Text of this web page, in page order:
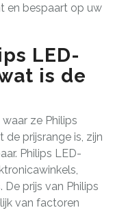
en bespaart op uw
LED-
is de
ze Philips
prijsrange is, zijn
Philips LED-
prijs van Philips
van factoren